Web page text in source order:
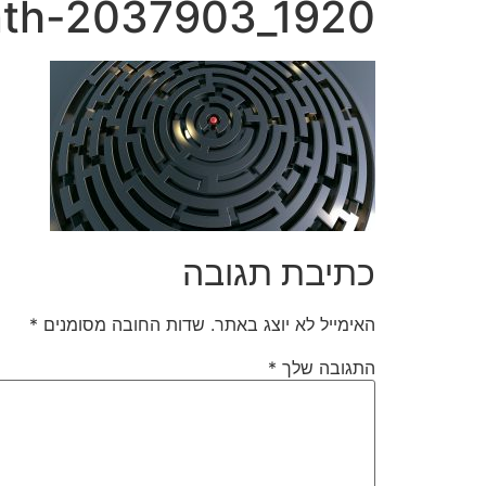
2037903_1920
כתיבת תגובה
האימייל לא יוצג באתר. שדות החובה מסומנים *
התגובה שלך *